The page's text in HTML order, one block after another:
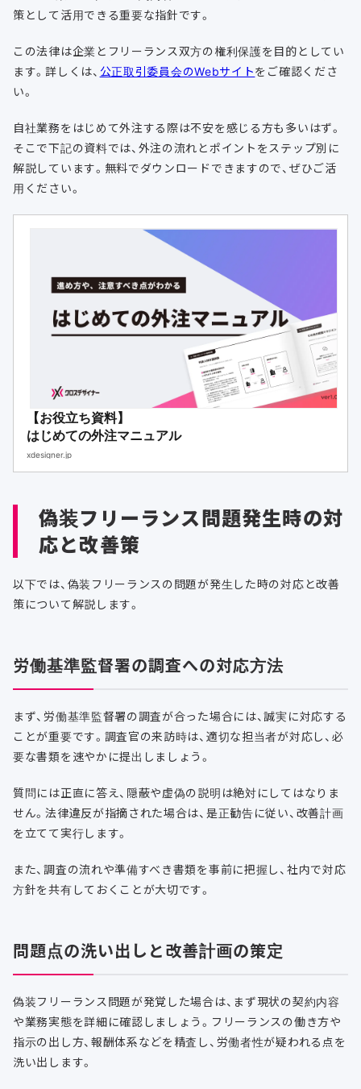
策として活用できる重要な指針です。
この法律は企業とフリーランス双方の権利保護を目的としてい
ます。詳しくは、 公正取引委員会のWebサイトをご確認くださ
い。
自社業務をはじめて外注する際は不安を感じる方も多いはず。
そこで下記の資料では、外注の流れとポイントをステップ別に
解説しています。無料でダウンロードできますので、ぜひご活
用ください。
【お役立ち資料】
はじめての外注マニュアル
xdesigner.jp
偽装フリーランス問題発生時の対
応と改善策
以下では、偽装フリーランスの問題が発生した時の対応と改善
策について解説します。
労働基準監督署の調査への対応方法
まず、労働基準監督署の調査が合った場合には、誠実に対応する
ことが重要です。調査官の来訪時は、適切な担当者が対応し、必
要な書類を速やかに提出しましょう。
質問には正直に答え、隠蔽や虚偽の説明は絶対にしてはなりま
せん。法律違反が指摘された場合は、是正勧告に従い、改善計画
を立てて実行します。
また、調査の流れや準備すべき書類を事前に把握し、社内で対応
方針を共有しておくことが大切です。
問題点の洗い出しと改善計画の策定
偽装フリーランス問題が発覚した場合は、まず現状の契約内容
や業務実態を詳細に確認しましょう。フリーランスの働き方や
指示の出し方、報酬体系などを精査し、労働者性が疑われる点を
洗い出します。